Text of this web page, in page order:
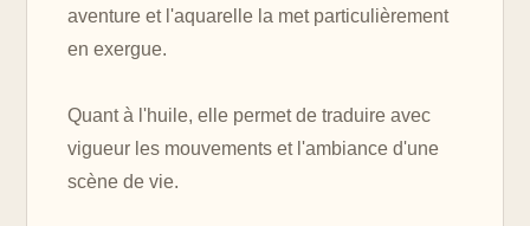
aventure et l'aquarelle la met particulièrement
en exergue.
Quant à l'huile, elle permet de traduire avec
vigueur les mouvements et l'ambiance d'une
scène de vie.